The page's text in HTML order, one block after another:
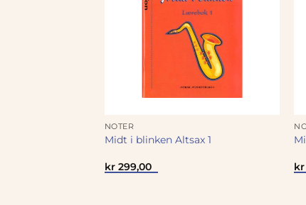
NOTER
Midt i blinken Altsax 1
kr299,00 kr